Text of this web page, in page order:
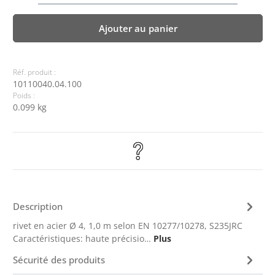
Ajouter au panier
Réf. produit :
10110040.04.100
Poids :
0.099 kg
Description
rivet en acier Ø 4, 1,0 m selon EN 10277/10278, S235JRC
Caractéristiques: haute précisio… Plus
Sécurité des produits